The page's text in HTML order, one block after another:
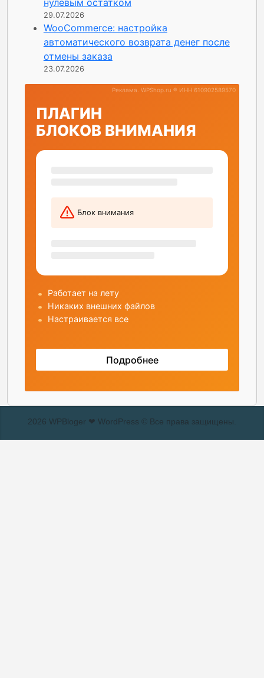
29.07.2026
WooCommerce: настройка
автоматического возврата денег после
отмены заказа
23.07.2026
2026 WPBloger ❤ WordPress © Все права защищены.